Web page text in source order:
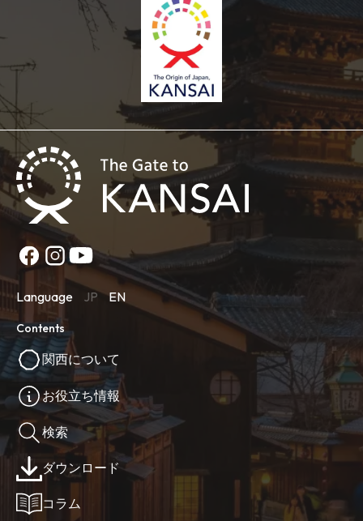
Language JP EN
Contents
関西について
お役立ち情報
検索
ダウンロード
コラム